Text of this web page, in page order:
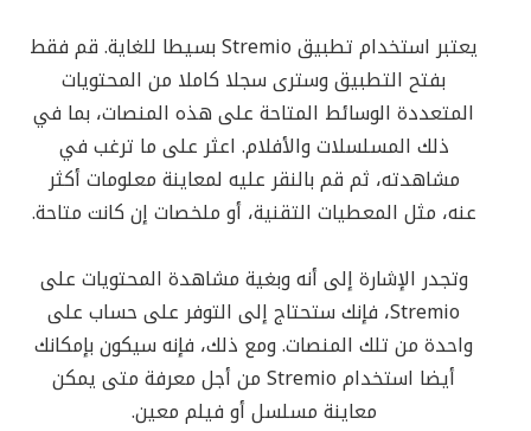
يعتبر استخدام تطبيق Stremio بسيطا للغاية. قم فقط
بفتح التطبيق وسترى سجلا كاملا من المحتويات
المتعددة الوسائط المتاحة على هذه المنصات، بما في
ذلك المسلسلات والأفلام. اعثر على ما ترغب في
مشاهدته، ثم قم بالنقر عليه لمعاينة معلومات أكثر
عنه، مثل المعطيات التقنية، أو ملخصات إن كانت متاحة.
وتجدر الإشارة إلى أنه وبغية مشاهدة المحتويات على
Stremio، فإنك ستحتاج إلى التوفر على حساب على
واحدة من تلك المنصات. ومع ذلك، فإنه سيكون بإمكانك
أيضا استخدام Stremio من أجل معرفة متى يمكن
معاينة مسلسل أو فيلم معين.